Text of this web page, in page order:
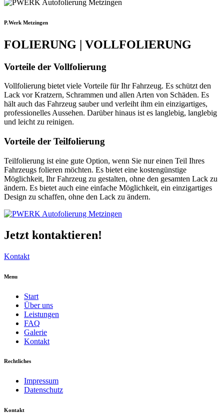
P.Werk Metzingen
FOLIERUNG | VOLLFOLIERUNG
Vorteile der Vollfolierung
Vollfolierung bietet viele Vorteile für Ihr Fahrzeug. Es schützt den
Lack vor Kratzern, Schrammen und allen Arten von Schäden. Es
hält auch das Fahrzeug sauber und verleiht ihm ein einzigartiges,
professionelles Aussehen. Darüber hinaus ist es langlebig, langlebig
und leicht zu reinigen.
Vorteile der Teilfolierung
Teilfolierung ist eine gute Option, wenn Sie nur einen Teil Ihres
Fahrzeugs folieren möchten. Es bietet eine kostengünstige
Möglichkeit, Ihr Fahrzeug zu gestalten, ohne den gesamten Lack zu
ändern. Es bietet auch eine einfache Möglichkeit, ein einzigartiges
Design zu schaffen, ohne den Lack zu ändern.
Jetzt kontaktieren!
Kontakt
Menu
Start
Über uns
Leistungen
FAQ
Galerie
Kontakt
Rechtliches
Impressum
Datenschutz
Kontakt